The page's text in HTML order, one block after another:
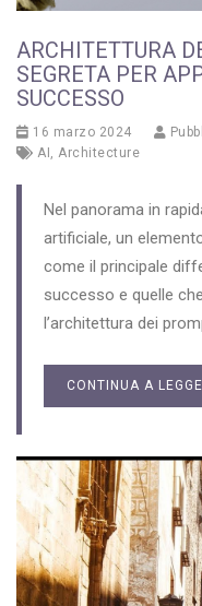
ARCHITETTURA
SEGRETA PER
SUCCESSO
16 marzo 2024
AI , Architecture
Nel panorama in
artificiale, un
come il principale
successo e quelle
l’architettura dei
CONTINUA A